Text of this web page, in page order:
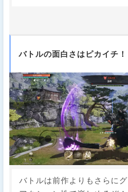
バトルの面白さはピカイチ！
バトルは前作よりもさらに